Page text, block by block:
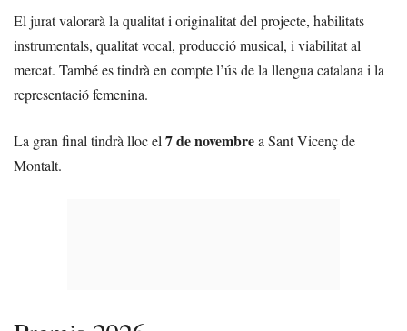
El jurat valorarà la qualitat i originalitat del projecte, habilitats
instrumentals, qualitat vocal, producció musical, i viabilitat al
mercat. També es tindrà en compte l’ús de la llengua catalana i la
representació femenina.
La gran final tindrà lloc el 7 de novembrea Sant Vicenç de
Montalt.